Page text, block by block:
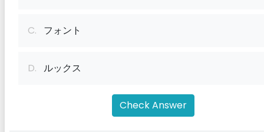
C. フォント
D. ルックス
Check Answer